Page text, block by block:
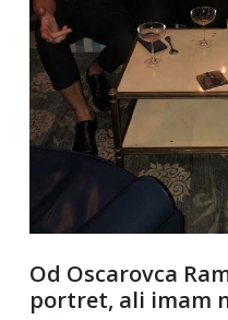
Od Oscarovca
portret, ali imam